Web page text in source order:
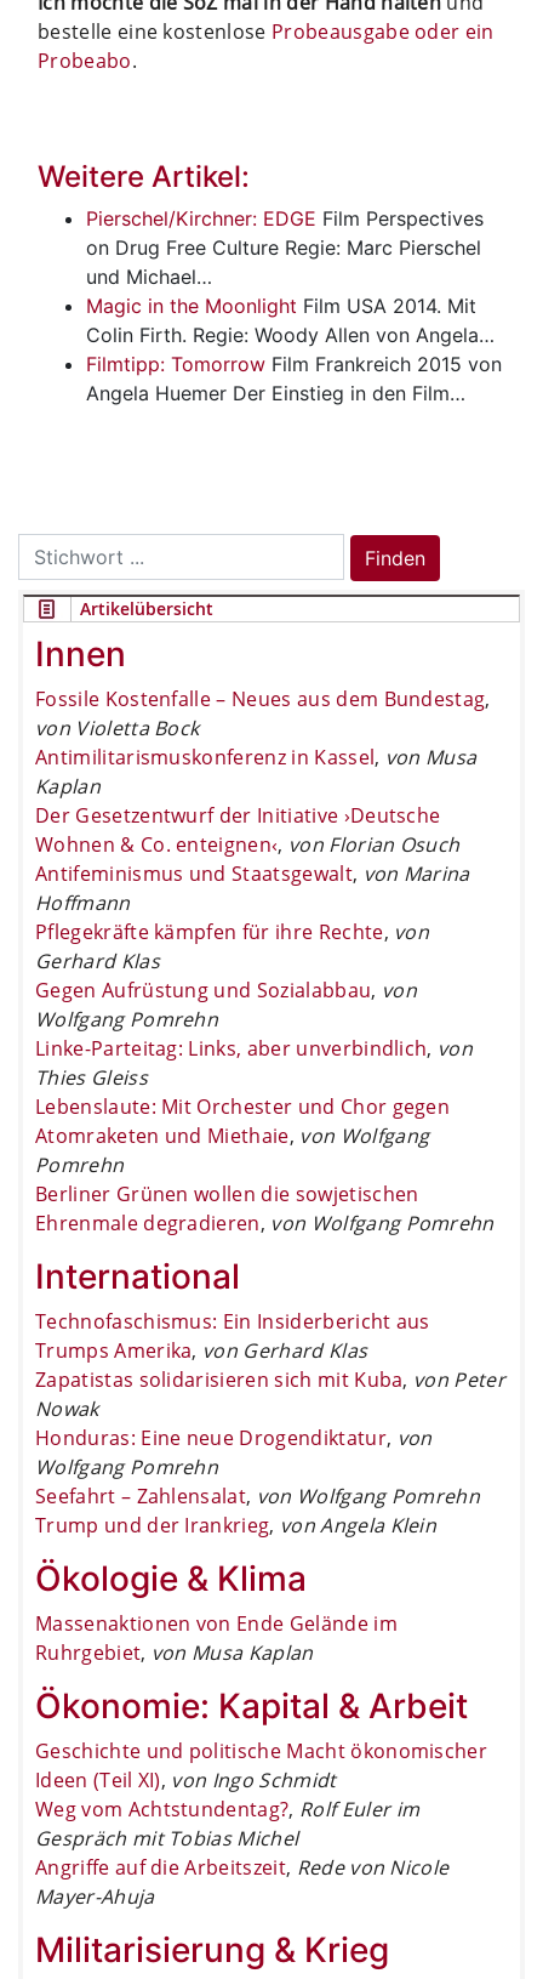
bestelle eine kostenlose Probeausgabe oder ein
Probeabo.
Weitere Artikel:
Pierschel/Kirchner: EDGE Film Perspectives
on Drug Free Culture Regie: Marc Pierschel
und Michael…
Magic in the Moonlight Film USA 2014. Mit
Colin Firth. Regie: Woody Allen von Angela…
Filmtipp: Tomorrow Film Frankreich 2015 von
Angela Huemer Der Einstieg in den Film…
Search
for:
Finden
Artikelübersicht
Innen
Fossile Kostenfalle – Neues aus dem Bundestag,
von Violetta Bock
Antimilitarismuskonferenz in Kassel, von Musa
Kaplan
Der Gesetzentwurf der Initiative ›Deutsche
Wohnen & Co. enteignen‹, von Florian Osuch
Antifeminismus und Staatsgewalt, von Marina
Hoffmann
Pflegekräfte kämpfen für ihre Rechte, von
Gerhard Klas
Gegen Aufrüstung und Sozialabbau, von
Wolfgang Pomrehn
Linke-Parteitag: Links, aber unverbindlich, von
Thies Gleiss
Lebenslaute: Mit Orchester und Chor gegen
Atomraketen und Miethaie, von Wolfgang
Pomrehn
Berliner Grünen wollen die sowjetischen
Ehrenmale degradieren, von Wolfgang Pomrehn
International
Technofaschismus: Ein Insiderbericht aus
Trumps Amerika, von Gerhard Klas
Zapatistas solidarisieren sich mit Kuba, von Peter
Nowak
Honduras: Eine neue Drogendiktatur, von
Wolfgang Pomrehn
Seefahrt – Zahlensalat, von Wolfgang Pomrehn
Trump und der Irankrieg, von Angela Klein
Ökologie & Klima
Massenaktionen von Ende Gelände im
Ruhrgebiet, von Musa Kaplan
Ökonomie: Kapital & Arbeit
Geschichte und politische Macht ökonomischer
Ideen (Teil XI), von Ingo Schmidt
Weg vom Achtstundentag?, Rolf Euler im
Gespräch mit Tobias Michel
Angriffe auf die Arbeitszeit, Rede von Nicole
Mayer-Ahuja
Militarisierung & Krieg